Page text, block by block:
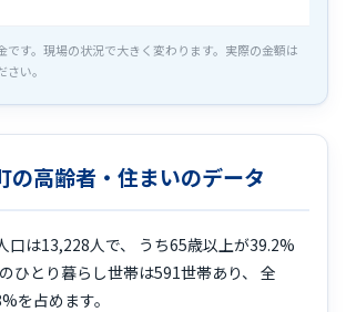
です。現場の状況で大きく変わります。実際の金額は
い。
の高齢者・住まいのデータ
口は13,228人で、 うち65歳以上が39.2%
ひとり暮らし世帯は591世帯あり、 全
を占めます。